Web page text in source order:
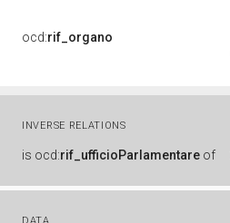
ocd:rif_organo
INVERSE RELATIONS
is ocd:rif_ufficioParlamentare of